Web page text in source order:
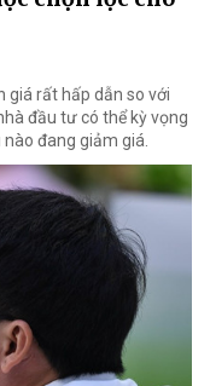
giá rất hấp dẫn so với
đầu tư có thể kỳ vọng
đang giảm giá.